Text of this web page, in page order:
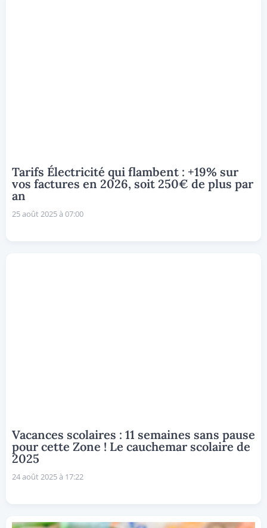
Tarifs Électricité qui flambent : +19% sur
vos factures en 2026, soit 250€ de plus par
an
25 août 2025 à 07:00
Vacances scolaires : 11 semaines sans pause
pour cette Zone ! Le cauchemar scolaire de
2025
24 août 2025 à 17:22